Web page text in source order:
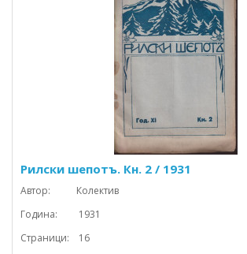
Рилски шепотъ. Кн. 2 / 1931
Автор: Колектив
Година: 1931
Страници: 16